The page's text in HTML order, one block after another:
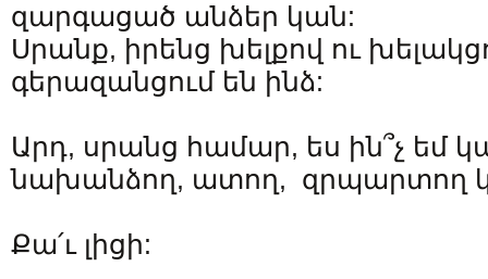
զարգացած անձեր կան:
Սրանք, իրենց խելքով ու
գերազանցում են ինձ:
Արդ, սրանց համար, ես ին՞չ եմ
նախանձող, ատող, զրպարտող
Քա՛ւ լիցի: